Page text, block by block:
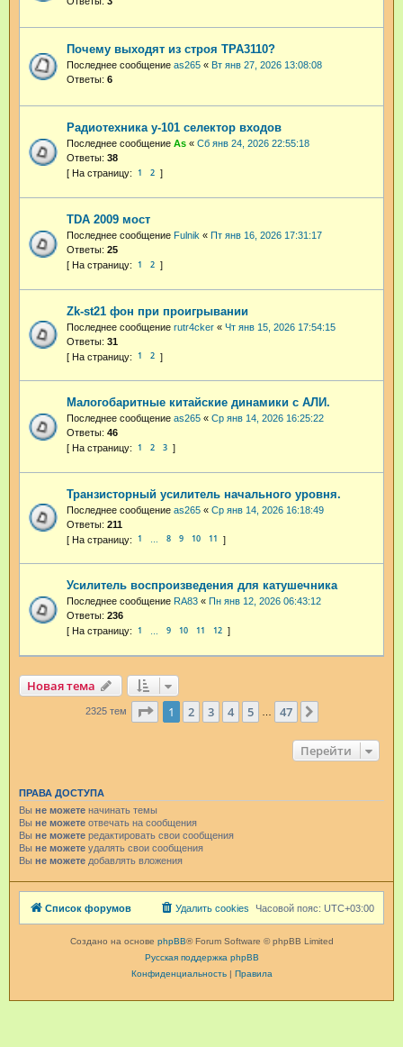
Почему выходят из строя TPA3110?
Последнее сообщение as265 « Вт янв 27, 2026 13:08:08
Ответы: 6
Радиотехника у-101 селектор входов
Последнее сообщение As « Сб янв 24, 2026 22:55:18
Ответы: 38
1 2
TDA 2009 мост
Последнее сообщение Fulnik « Пт янв 16, 2026 17:31:17
Ответы: 25
1 2
Zk-st21 фон при проигрывании
Последнее сообщение rutr4cker « Чт янв 15, 2026 17:54:15
Ответы: 31
1 2
Малогобаритные китайские динамики с АЛИ.
Последнее сообщение as265 « Ср янв 14, 2026 16:25:22
Ответы: 46
1 2 3
Транзисторный усилитель начального уровня.
Последнее сообщение as265 « Ср янв 14, 2026 16:18:49
Ответы: 211
1 8 9 10 11
Усилитель воспроизведения для катушечника
Последнее сообщение RA83 « Пн янв 12, 2026 06:43:12
Ответы: 236
1 9 10 11 12
Новая тема
2325 тем Страница из 47
1 2 3 4 5 47
Перейти
ПРАВА ДОСТУПА
Вы не можете начинать темы
Вы не можете отвечать на сообщения
Вы не можете редактировать свои сообщения
Вы не можете удалять свои сообщения
Вы не можете добавлять вложения
Список форумов Часовой пояс: UTC+03:00
Удалить cookies
Создано на основе phpBB® Forum Software © phpBB Limited
Русская поддержка phpBB
Конфиденциальность| Правила